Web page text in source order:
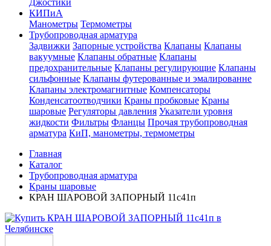
Джостики
КИПиА
Манометры Термометры
Трубопроводная арматура
Задвижки Запорные устройства Клапаны Клапаны
вакуумные Клапаны обратные Клапаны
предохранительные Клапаны регулирующие Клапаны
сильфонные Клапаны футерованные и эмалированне
Клапаны электромагнитные Компенсаторы
Конденсатоотводчики Краны пробковые Краны
шаровые Регуляторы давления Указатели уровня
жидкости Фильтры Фланцы Прочая трубопроводная
арматура КиП, манометры, термометры
Главная
Каталог
Трубопроводная арматура
Краны шаровые
КРАН ШАРОВОЙ ЗАПОРНЫЙ 11с41п